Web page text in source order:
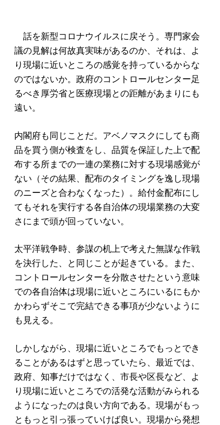
話を新型コロナウイルスに戻そう。専門家会
議の見解は何故真実味があるのか、それは、よ
り現場に近いところの感覚を持っているからな
のではないか。政府のコントロールセンター足
るべき厚労省と医療現場との距離があまりにも
遠い。
内閣府も同じことだ。アベノマスクにしても商
品を買う側が検査をし、品質を保証した上で配
布する所までの一連の業務に対する現場感覚が
ない（その結果、配布のタイミングを逸し現場
のニーズと合わなくなった）。給付金配布にし
てもそれを実行する各自治体の現場業務の大変
さにまで頭が回っていない。
太平洋戦争時、参謀の机上で考えた無謀な作戦
を決行した、と同じことが起きている。また、
コントロールセンターを分散させたという意味
での各自治体は現場に近いところにいるにもか
かわらずそこで完結できる事項が少ないように
も見える。
しかしながら、現場に近いところでもっとでき
ることがあるはずと思っていたら、最近では、
政府、知事だけではなく、市長や区長など、よ
り現場に近いところでの活発な活動がみられる
ようになったのは良い方向である。現場がもっ
ともっと引っ張っていけば良い。現場から発想